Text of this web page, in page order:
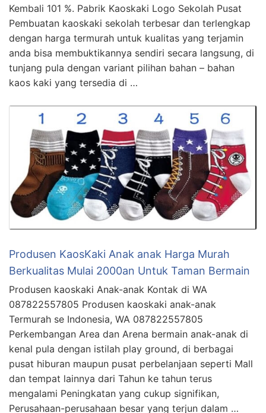
Kembali 101 %. Pabrik Kaoskaki Logo Sekolah Pusat
Pembuatan kaoskaki sekolah terbesar dan terlengkap
dengan harga termurah untuk kualitas yang terjamin
anda bisa membuktikannya sendiri secara langsung, di
tunjang pula dengan variant pilihan bahan – bahan
kaos kaki yang tersedia di …
Produsen KaosKaki Anak anak Harga Murah
Berkualitas Mulai 2000an Untuk Taman Bermain
Produsen kaoskaki Anak-anak Kontak di WA
087822557805 Produsen kaoskaki anak-anak
Termurah se Indonesia, WA 087822557805
Perkembangan Area dan Arena bermain anak-anak di
kenal pula dengan istilah play ground, di berbagai
pusat hiburan maupun pusat perbelanjaan seperti Mall
dan tempat lainnya dari Tahun ke tahun terus
mengalami Peningkatan yang cukup signifikan,
Perusahaan-perusahaan besar yang terjun dalam …